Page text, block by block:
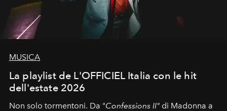
MUSICA
La playlist de L'OFFICIEL Italia con le hit
dell'estate 2026
Non solo tormentoni. Da "Confessions II" di Madonna a